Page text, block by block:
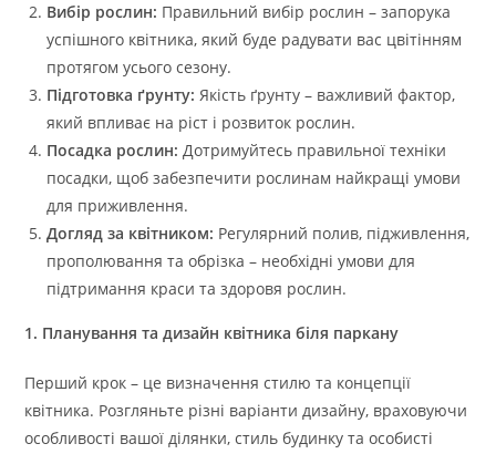
Вибір рослин: Правильний вибір рослин – запорука
успішного квітника, який буде радувати вас цвітінням
протягом усього сезону.
Підготовка ґрунту: Якість ґрунту – важливий фактор,
який впливає на ріст і розвиток рослин.
Посадка рослин: Дотримуйтесь правильної техніки
посадки, щоб забезпечити рослинам найкращі умови
для приживлення.
Догляд за квітником: Регулярний полив, підживлення,
прополювання та обрізка – необхідні умови для
підтримання краси та здоровя рослин.
1. Планування та дизайн квітника біля паркану
Перший крок – це визначення стилю та концепції
квітника. Розгляньте різні варіанти дизайну, враховуючи
особливості вашої ділянки, стиль будинку та особисті